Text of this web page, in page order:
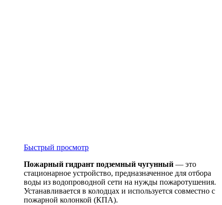
Быстрый просмотр
Пожарный гидрант подземный чугунный — это
стационарное устройство, предназначенное для отбора
воды из водопроводной сети на нужды пожаротушения.
Устанавливается в колодцах и используется совместно с
пожарной колонкой (КПА).